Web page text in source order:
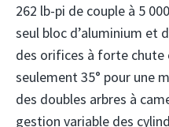
262 lb-pi de couple à 5
seul bloc d’aluminium et
des orifices à forte chute
seulement 35° pour une
des doubles arbres à
gestion variable des